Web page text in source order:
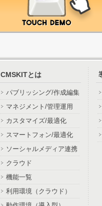
CMSKITとは
パブリッシング/作成編集
マネジメント/管理運用
カスタマイズ/最適化
スマートフォン/最適化
ソーシャルメディア連携
クラウド
機能一覧
利用環境（クラウド）